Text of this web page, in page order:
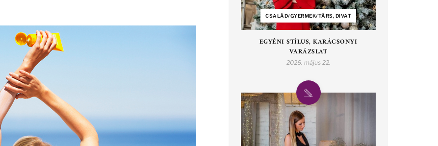
CSALÁD/GYERMEK/TÁRS, DIVAT
EGYÉNI STÍLUS, KARÁCSONYI
VARÁZSLAT
2026. május 22.